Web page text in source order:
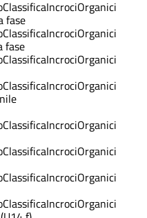
ClassificaIncrociOrganici
fase
ClassificaIncrociOrganici
fase
ClassificaIncrociOrganici
ClassificaIncrociOrganici
ClassificaIncrociOrganici
ClassificaIncrociOrganici
ClassificaIncrociOrganici
ClassificaIncrociOrganici